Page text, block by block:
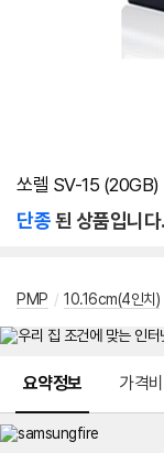
쏘렐 SV-15 (20GB)
단종된 상품입니다.
PMP / 10.16cm(4인치)
요약정보 가격